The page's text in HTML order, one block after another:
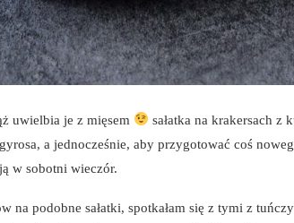
uwielbia je z mięsem
sałatka na krakersach z
a jednocześnie, aby przygotować coś
w sobotni wieczór.
na podobne sałatki, spotkałam się z tymi z